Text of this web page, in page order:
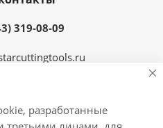
319-08-09
109, офис 604
разработанные